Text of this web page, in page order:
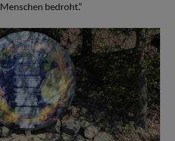
Menschen bedroht.“